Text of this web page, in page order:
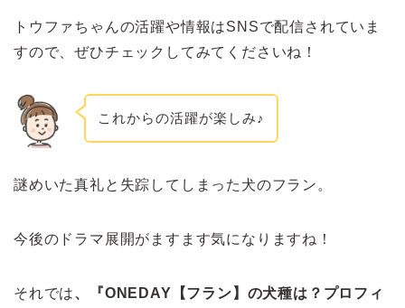
トウファちゃんの活躍や情報はSNSで配信されていま
すので、ぜひチェックしてみてくださいね！
これからの活躍が楽しみ♪
謎めいた真礼と失踪してしまった犬のフラン。
今後のドラマ展開がますます気になりますね！
それでは、『ONEDAY【フラン】の犬種は？プロフィ